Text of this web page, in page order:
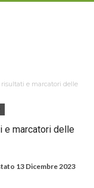
e marcatori delle
e marcatori delle
13 Dicembre 2023